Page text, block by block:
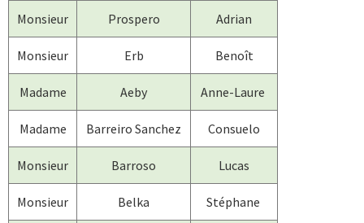
Monsieur Prospero Adrian
Monsieur Erb Benoît
Madame Aeby Anne-Laure
Madame Barreiro Sanchez Consuelo
Monsieur Barroso Lucas
Monsieur Belka Stéphane